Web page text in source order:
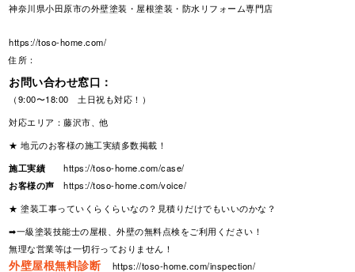
神奈川県小田原市の外壁塗装・屋根塗装・防水リフォーム専門店
https://toso-home.com/
住所：
お問い合わせ窓口：
（9:00〜18:00 土日祝も対応！）
対応エリア：藤沢市、他
★ 地元のお客様の施工実績多数掲載！
施工実績
https://toso-home.com/case/
お客様の声
https://toso-home.com/voice/
★ 塗装工事っていくらくらいなの？見積りだけでもいいのかな？
➡一級塗装技能士の屋根、外壁の無料点検をご利用ください！
無理な営業等は一切行っておりません！
外壁屋根無料診断 https://toso-home.com/inspection/